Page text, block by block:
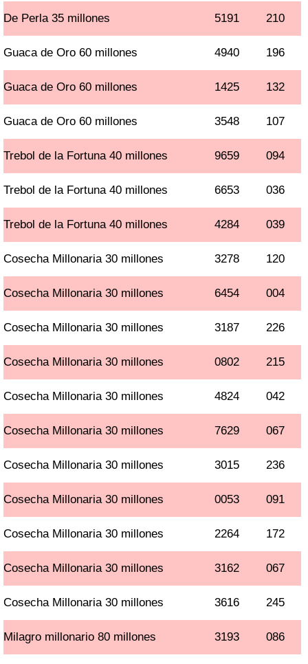
De Perla 35 millones 5191 210
Guaca de Oro 60 millones 4940 196
Guaca de Oro 60 millones 1425 132
Guaca de Oro 60 millones 3548 107
Trebol de la Fortuna 40 millones 9659 094
Trebol de la Fortuna 40 millones 6653 036
Trebol de la Fortuna 40 millones 4284 039
Cosecha Millonaria 30 millones 3278 120
Cosecha Millonaria 30 millones 6454 004
Cosecha Millonaria 30 millones 3187 226
Cosecha Millonaria 30 millones 0802 215
Cosecha Millonaria 30 millones 4824 042
Cosecha Millonaria 30 millones 7629 067
Cosecha Millonaria 30 millones 3015 236
Cosecha Millonaria 30 millones 0053 091
Cosecha Millonaria 30 millones 2264 172
Cosecha Millonaria 30 millones 3162 067
Cosecha Millonaria 30 millones 3616 245
Milagro millonario 80 millones 3193 086